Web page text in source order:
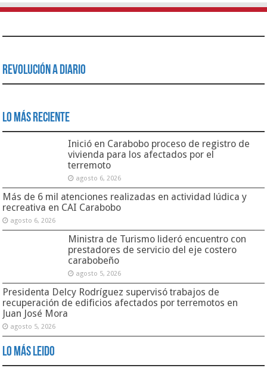
Revolución a Diario
Lo Más Reciente
Inició en Carabobo proceso de registro de
vivienda para los afectados por el
terremoto
agosto 6, 2026
Más de 6 mil atenciones realizadas en actividad lúdica y
recreativa en CAI Carabobo
agosto 6, 2026
Ministra de Turismo lideró encuentro con
prestadores de servicio del eje costero
carabobeño
agosto 5, 2026
Presidenta Delcy Rodríguez supervisó trabajos de
recuperación de edificios afectados por terremotos en
Juan José Mora
agosto 5, 2026
Lo Más Leido